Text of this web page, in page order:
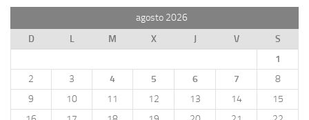
agosto 2026
D
L M X J V
S
1
2
3 4 5 6 7
8
9
10 11 12 13 14
15